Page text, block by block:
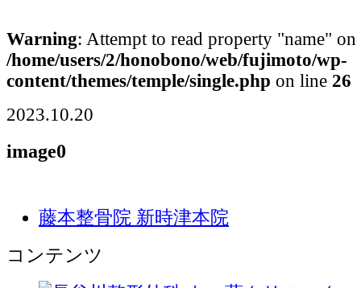
Warning: Attempt to read property "name"
/home/users/2/honobono/web/fujimoto/wp-
content/themes/temple/single.php on line 26
2023.10.20
image0
藤本整骨院 新時津本院
コンテンツ